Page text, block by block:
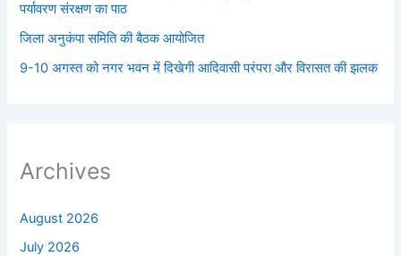
पर्यावरण संरक्षण का पाठ
जिला अनुकंपा समिति की बैठक आयोजित
9-10 अगस्त को नगर भवन में दिखेगी आदिवासी परंपरा और विरासत की झलक
Archives
August 2026
July 2026